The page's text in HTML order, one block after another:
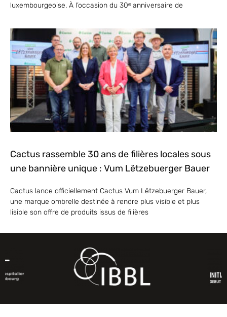
luxembourgeoise. À l’occasion du 30ᵉ anniversaire de
Cactus rassemble 30 ans de filières locales sous
une bannière unique : Vum Lëtzebuerger Bauer
Cactus lance officiellement Cactus Vum Lëtzebuerger Bauer,
une marque ombrelle destinée à rendre plus visible et plus
lisible son offre de produits issus de filières